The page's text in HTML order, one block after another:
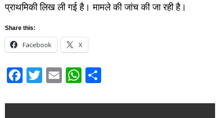
प्राथमिकी लिख ली गई है। मामले की जांच की जा रही है।
Share this:
Facebook X
Facebook
Twitter
EmailWhatsApp